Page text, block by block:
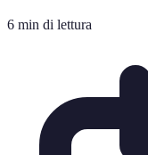
6 min di lettura